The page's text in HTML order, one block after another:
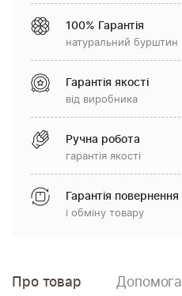
100% Гарантія
натуральний бурштин
Гарантія якості
від виробника
Ручна робота
гарантія якості
Гарантія повернення
і обміну товару
Про товар Допомога